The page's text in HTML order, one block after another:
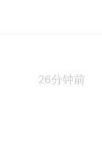
26分钟前